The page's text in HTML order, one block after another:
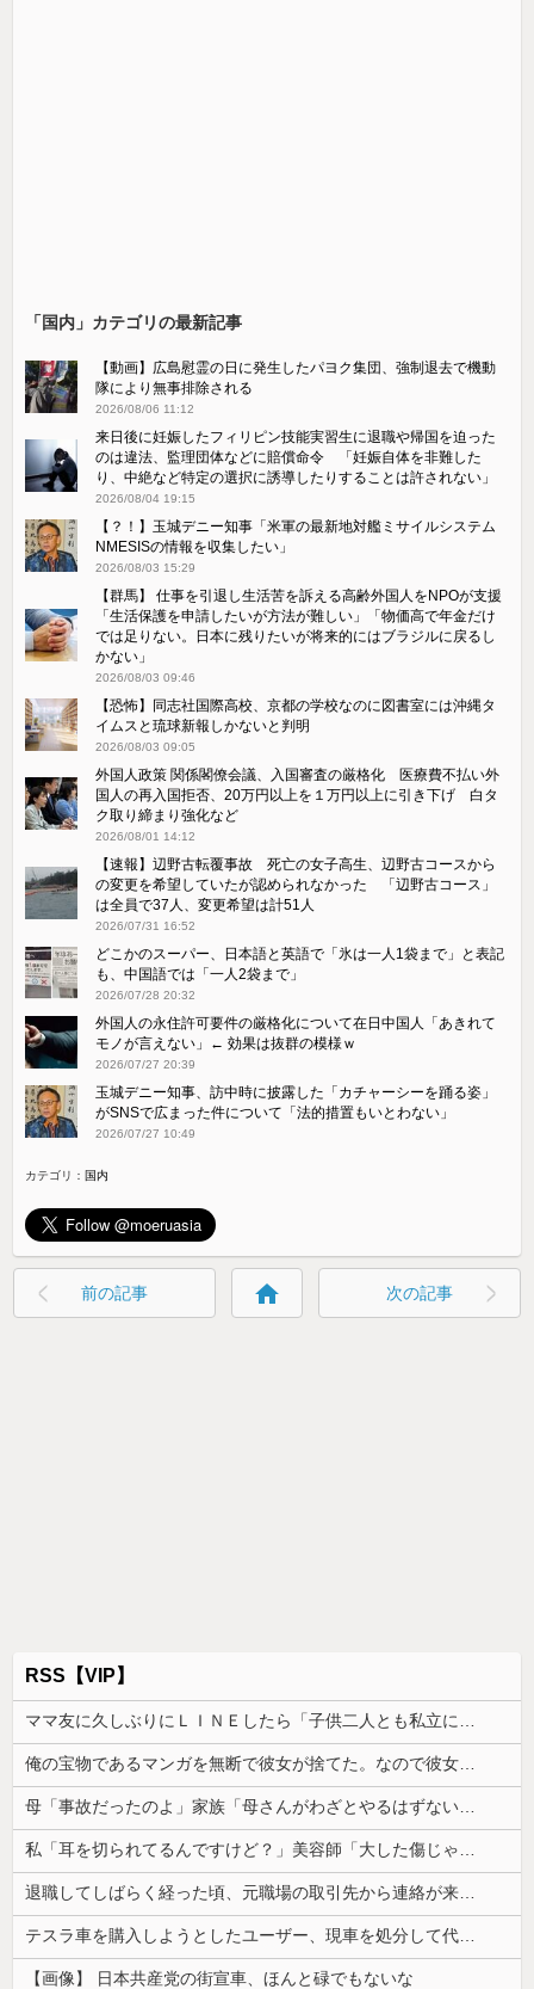
「国内」カテゴリの最新記事
【動画】広島慰霊の日に発生したパヨク集団、強制退去で機動
隊により無事排除される
2026/08/06 11:12
来日後に妊娠したフィリピン技能実習生に退職や帰国を迫った
のは違法、監理団体などに賠償命令 「妊娠自体を非難した
り、中絶など特定の選択に誘導したりすることは許されない」
2026/08/04 19:15
【？！】玉城デニー知事「米軍の最新地対艦ミサイルシステム
NMESISの情報を収集したい」
2026/08/03 15:29
【群馬】 仕事を引退し生活苦を訴える高齢外国人をNPOが支援
「生活保護を申請したいが方法が難しい」「物価高で年金だけ
では足りない。日本に残りたいが将来的にはブラジルに戻るし
かない」
2026/08/03 09:46
【恐怖】同志社国際高校、京都の学校なのに図書室には沖縄タ
イムスと琉球新報しかないと判明
2026/08/03 09:05
外国人政策 関係閣僚会議、入国審査の厳格化 医療費不払い外
国人の再入国拒否、20万円以上を１万円以上に引き下げ 白タ
ク取り締まり強化など
2026/08/01 14:12
【速報】辺野古転覆事故 死亡の女子高生、辺野古コースから
の変更を希望していたが認められなかった 「辺野古コース」
は全員で37人、変更希望は計51人
2026/07/31 16:52
どこかのスーパー、日本語と英語で「氷は一人1袋まで」と表記
も、中国語では「一人2袋まで」
2026/07/28 20:32
外国人の永住許可要件の厳格化について在日中国人「あきれて
モノが言えない」← 効果は抜群の模様ｗ
2026/07/27 20:39
玉城デニー知事、訪中時に披露した「カチャーシーを踊る姿」
がSNSで広まった件について「法的措置もいとわない」
2026/07/27 10:49
カテゴリ： 国内
前の記事 home 次の記事
RSS【VIP】
【画像】 日本共産党の街宣車、ほんと碌でもないな